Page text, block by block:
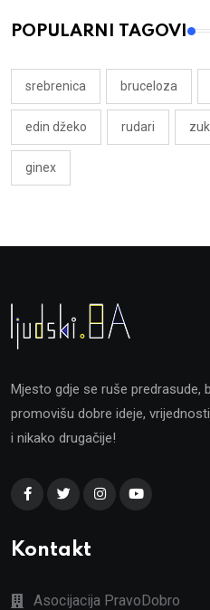
POPULARNI TAGOVI
srebrenica bruceloza
edin džeko rudari
ginex
Mjesto gdje se ruše predrasude,
promovišu dobre ideje,
i nikako drugačije!
Kontakt
Asocijacija PravoDobro